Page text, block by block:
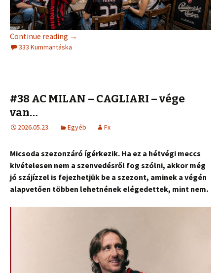
Continue reading →
333 Kummantáska
#38 AC MILAN – CAGLIARI – vége
van…
2026.05.23. Egyéb Fx
Micsoda szezonzáró ígérkezik. Ha ez a hétvégi meccs
kivételesen nem a szenvedésről fog szólni, akkor még
jó szájízzel is fejezhetjük be a szezont, aminek a végén
alapvetően többen lehetnének elégedettek, mint nem.